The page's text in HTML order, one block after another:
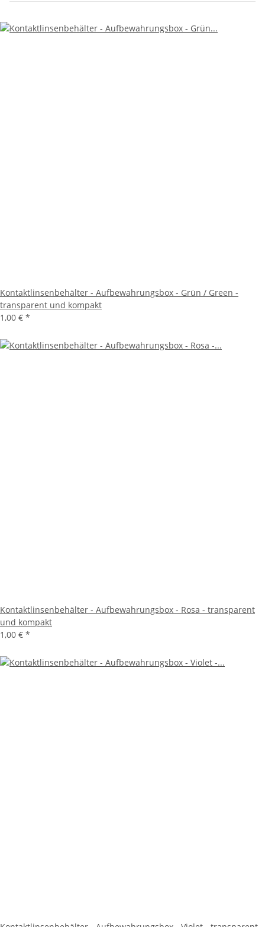
Kontaktlinsenbehälter - Aufbewahrungsbox - Grün / Green -
transparent und kompakt
1,00 € *
Kontaktlinsenbehälter - Aufbewahrungsbox - Rosa - transparent
und kompakt
1,00 € *